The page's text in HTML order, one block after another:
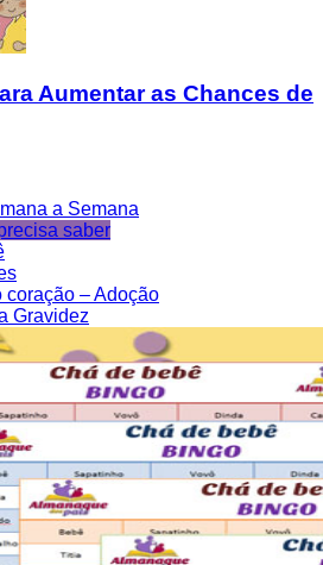
Aumentar as Chances de
a Semana
saber
coração – Adoção
Gravidez